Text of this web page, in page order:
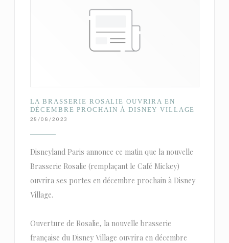
LA BRASSERIE ROSALIE OUVRIRA EN
DÉCEMBRE PROCHAIN À DISNEY VILLAGE
28/08/2023
Disneyland Paris annonce ce matin que la nouvelle
Brasserie Rosalie (remplaçant le Café Mickey)
ouvrira ses portes en décembre prochain à Disney
Village.
Ouverture de Rosalie, la nouvelle brasserie
française du Disney Village ouvrira en décembre